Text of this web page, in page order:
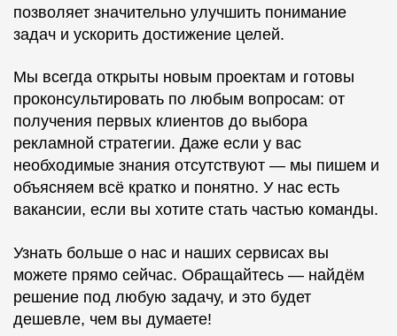
позволяет значительно улучшить понимание
задач и ускорить достижение целей.
Мы всегда открыты новым проектам и готовы
проконсультировать по любым вопросам: от
получения первых клиентов до выбора
рекламной стратегии. Даже если у вас
необходимые знания отсутствуют — мы пишем и
объясняем всё кратко и понятно. У нас есть
вакансии, если вы хотите стать частью команды.
Узнать больше о нас и наших сервисах вы
можете прямо сейчас. Обращайтесь — найдём
решение под любую задачу, и это будет
дешевле, чем вы думаете!